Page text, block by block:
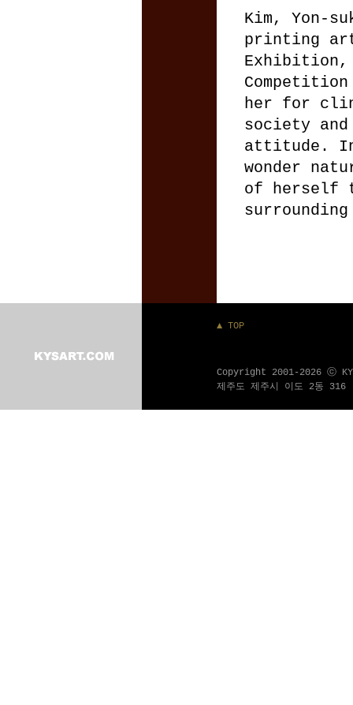
Kim, Yon-
printing
Exhibition,
her for
society
attitude.
wonder
of herself
▲ TOP
Copyright 2001-2026 ⓒ
제주도 제주시 이도 2동